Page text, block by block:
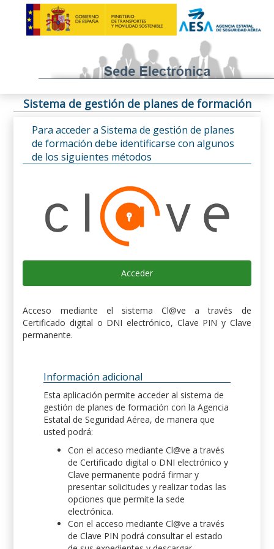
Sistema de gestión de planes de formación
Para acceder a Sistema de gestión de planes
de formación debe identificarse con algunos
de los siguientes métodos
Acceder
Acceso mediante el sistema Cl@ve a través de
Certificado digital o DNI electrónico, Clave PIN y Clave
permanente.
Información adicional
Esta aplicación permite acceder al sistema de
gestión de planes de formación con la Agencia
Estatal de Seguridad Aérea, de manera que
usted podrá:
Con el acceso mediante Cl@ve a través
de Certificado digital o DNI electrónico y
Clave permanente podrá firmar y
presentar solicitudes y realizar todas las
opciones que permite la sede
electrónica.
Con el acceso mediante Cl@ve a través
de Clave PIN podrá consultar el estado